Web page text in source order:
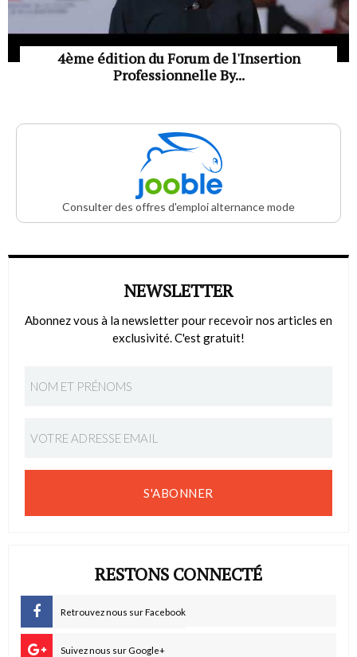
4ème édition du Forum de l'Insertion
Professionnelle By...
Consulter des offres d'emploi alternance mode
NEWSLETTER
Abonnez vous à la newsletter pour recevoir nos articles en
exclusivité. C'est gratuit!
S'ABONNER
RESTONS CONNECTÉ
Retrouvez nous sur Facebook
Suivez nous sur Google+